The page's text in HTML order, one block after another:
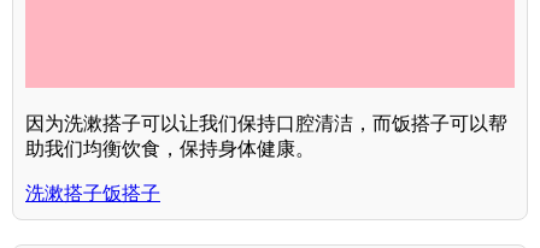
因为洗漱搭子可以让我们保持口腔清洁，而饭搭子可以帮
助我们均衡饮食，保持身体健康。
洗漱搭子饭搭子